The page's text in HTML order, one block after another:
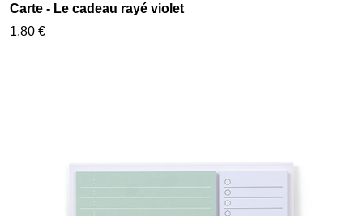
Carte - Le cadeau rayé violet
1,80 €